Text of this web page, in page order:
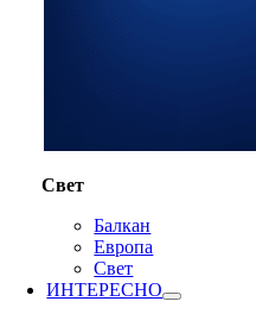
Свет
Балкан
Европа
Свет
ИНТЕРЕСНО